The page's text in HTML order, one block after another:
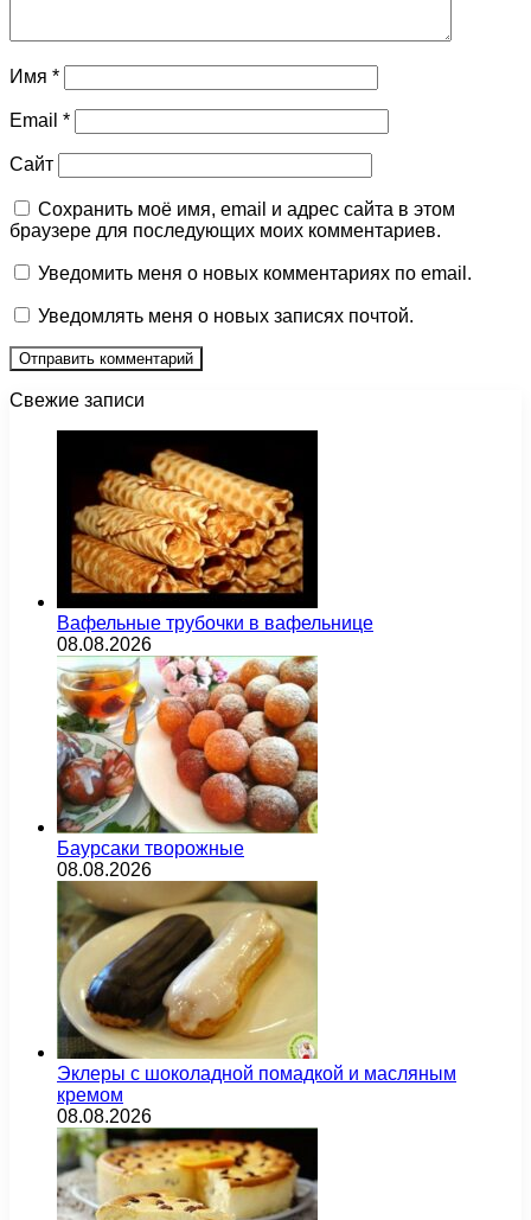
Имя *
Email *
Сайт
Сохранить моё имя, email и адрес сайта в этом
браузере для последующих моих комментариев.
Уведомить меня о новых комментариях по email.
Уведомлять меня о новых записях почтой.
Свежие записи
Вафельные трубочки в вафельнице
08.08.2026
Баурсаки творожные
08.08.2026
Эклеры с шоколадной помадкой и масляным
кремом
08.08.2026